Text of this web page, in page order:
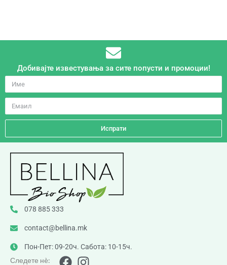
Добивајте известувања за сите попусти и промоции!
Испрати
078 885 333
contact@bellina.mk
Пон-Пет: 09-20ч. Сабота: 10-15ч.
Следете нè: